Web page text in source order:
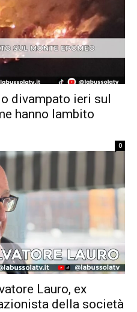
divampato ieri sul
hanno lambito
0
Lauro, ex
della società